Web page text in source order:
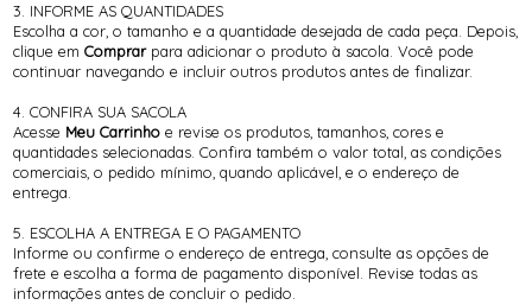
3. INFORME AS QUANTIDADES
Escolha a cor, o tamanho e a quantidade desejada de cada peça. Depois,
clique emComprarpara adicionar o produto à sacola. Você pode
continuar navegando e incluir outros produtos antes de finalizar.
4. CONFIRA SUA SACOLA
Acesse Meu Carrinho e revise os produtos, tamanhos, cores e
quantidades selecionadas. Confira também o valor total, as condições
comerciais, o pedido mínimo, quando aplicável, e o endereço de
entrega.
5. ESCOLHA A ENTREGA E O PAGAMENTO
Informe ou confirme o endereço de entrega, consulte as opções de
frete e escolha a forma de pagamento disponível. Revise todas as
informações antes de concluir o pedido.